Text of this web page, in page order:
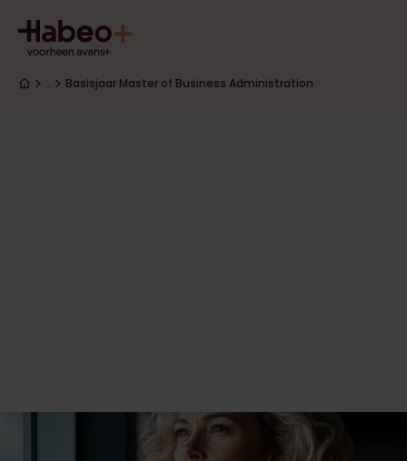
Kruimelpad
… Basisjaar Master of Business Administration
Basisjaar Master of Business
Administration